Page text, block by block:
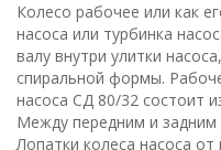
Колесо рабочее или как
насоса или турбинка
валу внутри улитки
спиральной формы.
насоса CД 80/32 состоит
Между передним и
Лопатки колеса насоса